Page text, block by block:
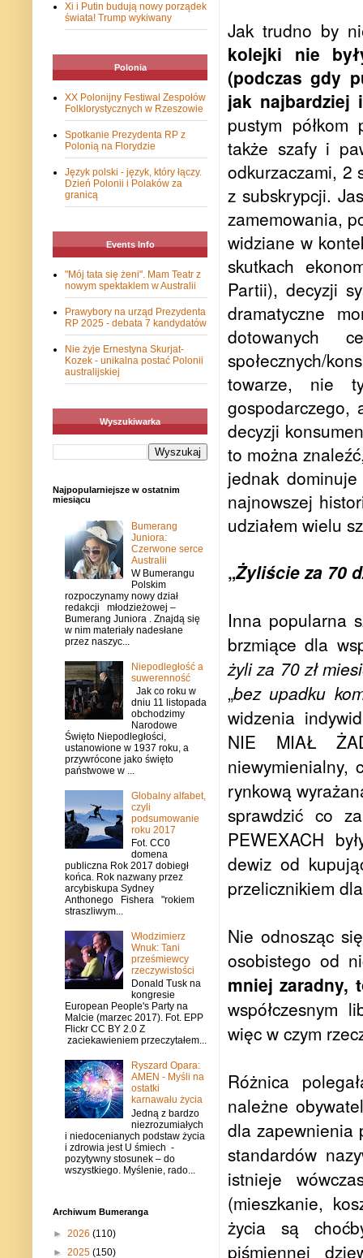
Jak trudno by
kolejki nie
(podczas gdy
jak najbardziej
pustym półkom
także szafy i
odkurzaczami, 2
z subskrypcji.
zamemowania,
widziane w
skutkach
Partii), decyzji
dramatyczne
dotowanych
społecznych/
towarze, nie
gospodarczego,
decyzji
to można
jednak
najnowszej
udziałem wielu
„Żyliście za 70
Inna popularna
brzmiące dla
żyli za 70 zł
„bez upadku
widzenia
NIE MIAŁ
niewymienialny,
rynkową
sprawdzić co
PEWEXACH
dewiz od
przelicznikiem
Nie odnosząc
osobistego od
mniej zaradny,
współczesnym
więc w czym
Różnica
należne
dla zapewnienia
standardów
istnieje
(mieszkanie,
życia są
piśmiennej
Xi i Putin budują nowy porządek
świata! Trump wykiwany
Polonia
XX Polonijny Festiwal Zespołów
Folklorystycznych w Rzeszowie
Spotkanie Prezydenta RP z
Polonią na Florydzie
Język polski - język, który łączy.
Dzień Polonii i Polaków za
granicą
Events Info
"Mój tata się żeni". Mam Teatr z
nowym spektaklem w Australii
Prawybory na urząd Prezydenta
RP 2025 - debata 7 kandydatów
Nie żyje Ernestyna Skurjat-
Kozek - unikalna postać Polonii
australijskiej
Wyszukiwarka
Najpopularniejsze w ostatnim
miesiącu
Bumerang
Juniora:
Czerwone serce
Australii
W Bumerangu
Polskim
rozpoczynamy nowy dział
redakcji młodzieżowej –
Bumerang Juniora . Znajdą się
w nim materiały nadesłane
przez naszyc...
Niepodległość a
suwerenność
Jak co roku w
dniu 11 listopada
obchodzimy
Narodowe
Święto Niepodległości,
ustanowione w 1937 roku, a
przywrócone jako święto
państwowe w ...
Globalny alfabet,
czyli
podsumowanie
roku 2017
Fot. CC0
domena
publiczna Rok 2017 dobiegł
końca. Rok nazwany przez
arcybiskupa Sydney
Anthonego Fishera "rokiem
straszliwym...
Włodzimierz
Wnuk: Tani
prześmiewcy
rzeczywistości
Donald Tusk na
kongresie
European People's Party na
Malcie (marzec 2017). Fot. EPP
Flickr CC BY 2.0 Z
zaciekawieniem przeczytałem...
Ryszard Opara:
AMEN - Myśli na
ostatki
karnawału życia
Jedną z bardzo
niezrozumiałych
i niedocenianych podstaw życia
i zdrowia jest U śmiech -
pozytywny stosunek – do
wszystkiego. Myślenie, rado...
Archiwum Bumeranga
► 2026 (110)
► 2025 (150)